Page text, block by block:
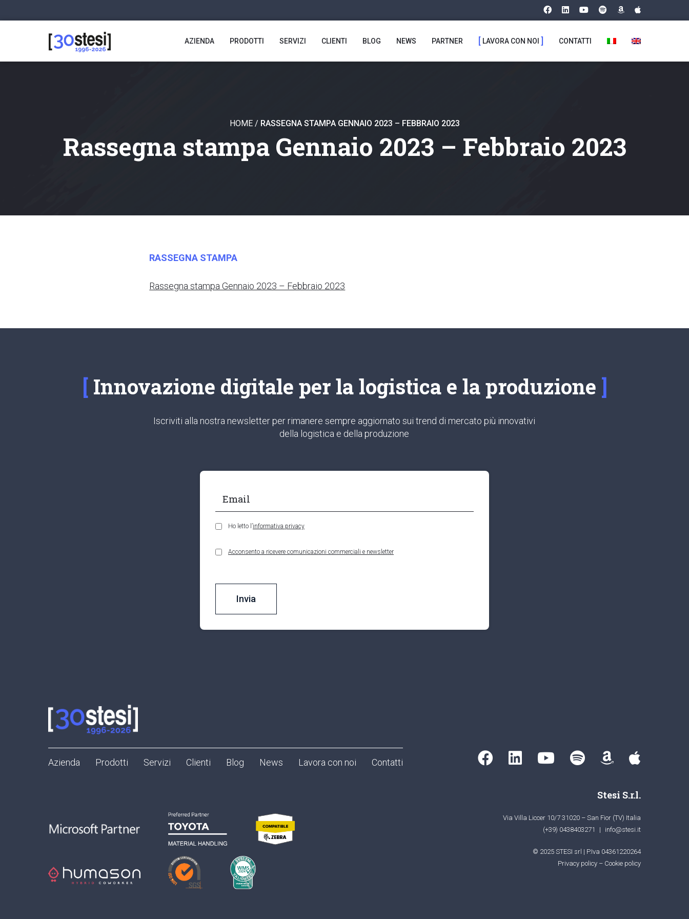
AZIENDA PRODOTTI SERVIZI CLIENTI BLOG NEWS PARTNER LAVORA CON NOI CONTATTI
HOME/ RASSEGNA STAMPA GENNAIO 2023 – FEBBRAIO 2023
Rassegna stampa Gennaio 2023 – Febbraio 2023
RASSEGNA STAMPA
Rassegna stampa Gennaio 2023 – Febbraio 2023
Innovazione digitale per la logistica e la produzione
Iscriviti alla nostra newsletter per rimanere sempre aggiornato sui trend di mercato più innovativi
della logistica e della produzione
Ho letto l’informativa privacy
Acconsento a ricevere comunicazioni commerciali e newsletter
Azienda Prodotti Servizi Clienti Blog News Lavora con noi Contatti
Stesi S.r.l.
Via Villa Liccer 10/7 31020 – San Fior (TV) Italia
(+39) 0438403271
| info@stesi.it
© 2025 STESI srl | P.Iva 04361220264
Privacy policy– Cookie policy